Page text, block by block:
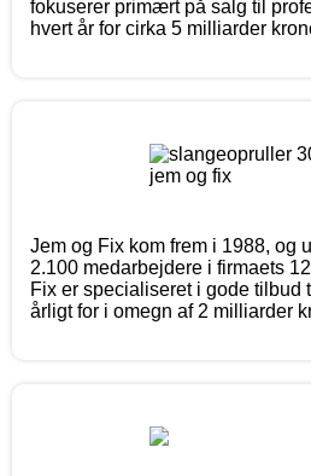
fokuserer primært på salg til
hvert år for cirka 5 milliarder
Jem og Fix kom frem i 1988, og
2.100 medarbejdere i firmaets
Fix er specialiseret i gode
årligt for i omegn af 2 milliarder